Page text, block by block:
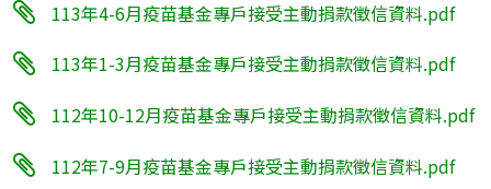
113年4-6月疫苗基金專戶接受主動捐款徵信資料.pdf
113年1-3月疫苗基金專戶接受主動捐款徵信資料.pdf
112年10-12月疫苗基金專戶接受主動捐款徵信資料.pdf
112年7-9月疫苗基金專戶接受主動捐款徵信資料.pdf